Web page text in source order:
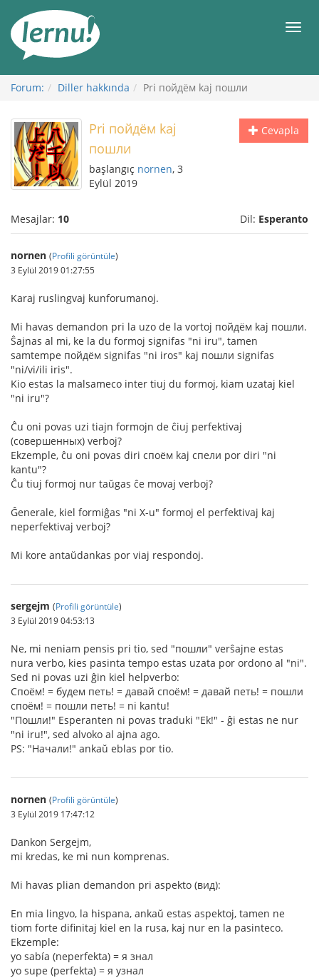
Görüntüleme
Forum: Diller hakkında Pri пойдём kaj пошли
Cevapla
Pri пойдём kaj
пошли
başlangıç nornen, 3
Eylül 2019
Mesajlar: 10 Dil: Esperanto
nornen (Profili görüntüle)
3 Eylül 2019 01:27:55
Karaj ruslingvaj kunforumanoj.
Mi havas demandon pri la uzo de la vortoj пойдём kaj пошли.
Ŝajnas al mi, ke la du formoj signifas "ni iru", tamen
samtempe пойдём signifas "ni iros" kaj пошли signifas
"ni/vi/ili iris".
Kio estas la malsameco inter tiuj du formoj, kiam uzataj kiel
"ni iru"?
Ĉu oni povas uzi tiajn formojn de ĉiuj perfektivaj
(совершенных) verboj?
Ekzemple, ĉu oni povas diri споём kaj спели por diri "ni
kantu"?
Ĉu tiuj formoj nur taŭgas ĉe movaj verboj?
Ĝenerale, kiel formiĝas "ni X-u" formoj el perfektivaj kaj
neperfektivaj verboj?
Mi kore antaŭdankas por viaj respondoj.
sergejm (Profili görüntüle)
3 Eylül 2019 04:53:13
Ne, mi neniam pensis pri tio, sed "пошли" verŝajne estas
nura verbo, kies pasinta tempo estas uzata por ordono al "ni".
Sed ni povas uzi ĝin kiel helpverbo:
Споём! = будем петь! = давай споём! = давай петь! = пошли
споём! = пошли петь! = ni kantu!
"Пошли!" Esperanten ni povas traduki "Ek!" - ĝi estas ne nur
"ni iru!", sed alvoko al ajna ago.
PS: "Начали!" ankaŭ eblas por tio.
nornen (Profili görüntüle)
3 Eylül 2019 17:47:12
Dankon Sergejm,
mi kredas, ke mi nun komprenas.
Mi havas plian demandon pri aspekto (вид):
En mia lingvo, la hispana, ankaŭ estas aspektoj, tamen ne
tiom forte difinitaj kiel en la rusa, kaj nur en la pasinteco.
Ekzemple:
yo sabía (neperfekta) = я знал
yo supe (perfekta) = я узнал